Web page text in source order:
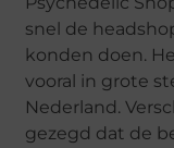
snel de
konden doen.
vooral in grote
Nederland.
gezegd dat de